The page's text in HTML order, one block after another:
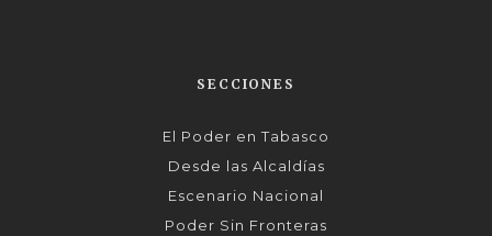
SECCIONES
El Poder en Tabasco
Desde las Alcaldías
Escenario Nacional
Poder Sin Fronteras